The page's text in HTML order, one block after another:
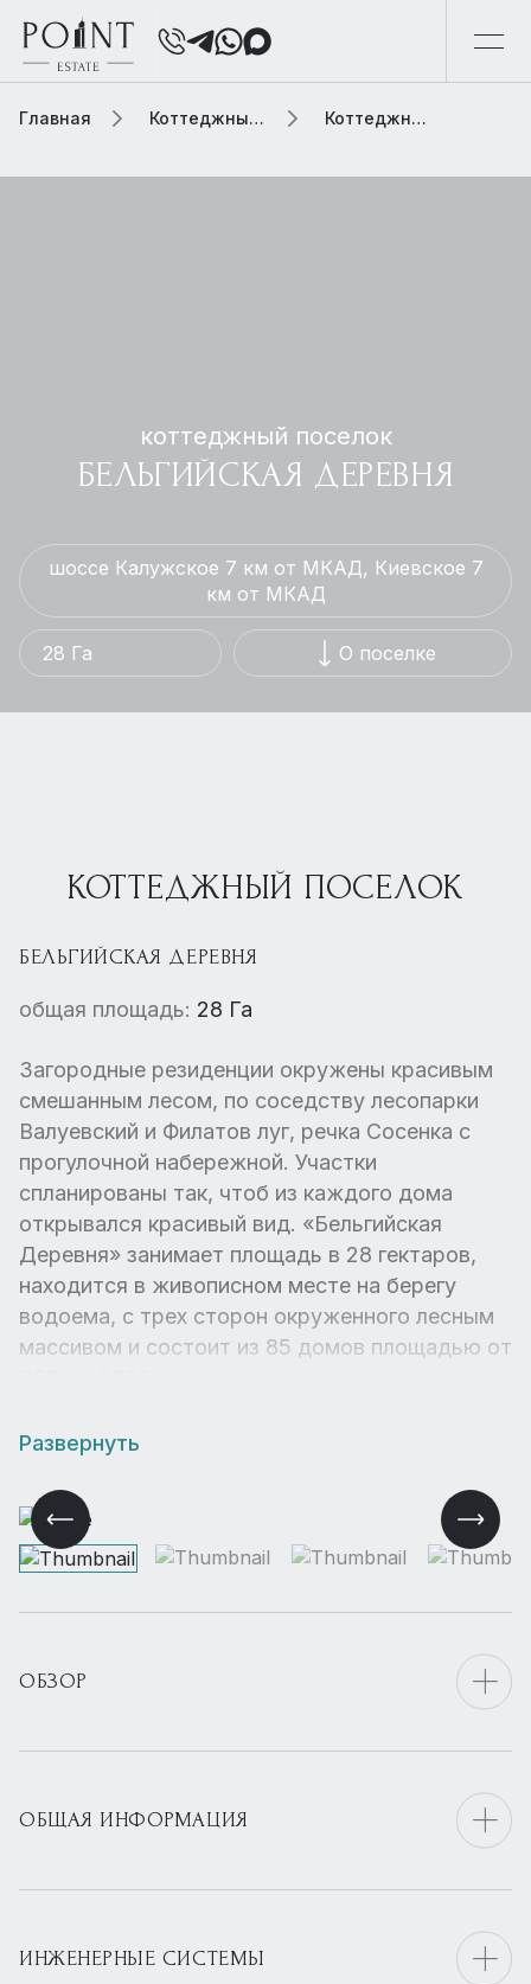
Главная Коттеджный поселок Коттеджный поселок бельгийская деревня
коттеджный поселок
БЕЛЬГИЙСКАЯ ДЕРЕВНЯ
шоссе Калужское 7 км от МКАД, Киевское 7
км от МКАД
28 Га О поселке
КОТТЕДЖНЫЙ ПОСЕЛОК
БЕЛЬГИЙСКАЯ ДЕРЕВНЯ
общая площадь: 28 Га
Загородные резиденции окружены красивым
смешанным лесом, по соседству лесопарки
Валуевский и Филатов луг, речка Сосенка с
прогулочной набережной. Участки
спланированы так, чтоб из каждого дома
открывался красивый вид. «Бельгийская
Деревня» занимает площадь в 28 гектаров,
находится в живописном месте на берегу
водоема, с трех сторон окруженного лесным
массивом и состоит из 85 домов площадью от
Развернуть
ОБЗОР
ОБЩАЯ ИНФОРМАЦИЯ
ИНЖЕНЕРНЫЕ СИСТЕМЫ